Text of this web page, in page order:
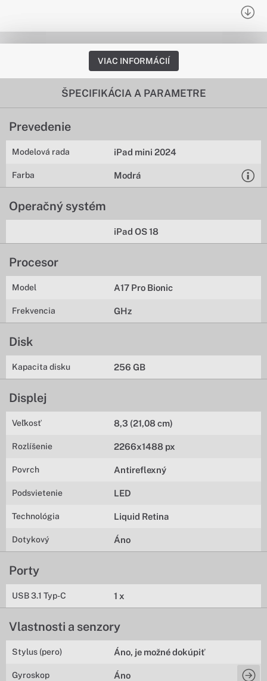
VIAC INFORMÁCIÍ
ŠPECIFIKÁCIA A PARAMETRE
Prevedenie
Modelová rada iPad mini 2024
Farba Modrá
Operačný systém
iPad OS 18
Procesor
Model A17 Pro Bionic
Frekvencia GHz
Disk
Kapacita disku 256 GB
Displej
Veľkosť 8,3 (21,08 cm)
Rozlíšenie 2266x1488 px
Povrch Antireflexný
Podsvietenie LED
Technológia Liquid Retina
Dotykový Áno
Porty
USB 3.1 Typ-C 1 x
Vlastnosti a senzory
Stylus (pero) Áno, je možné dokúpiť
Gyroskop Áno